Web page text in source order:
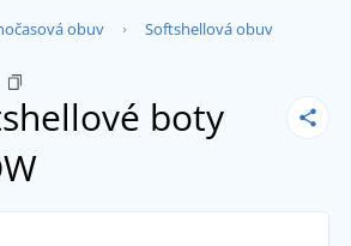
obuv Softshellová obuv
boty